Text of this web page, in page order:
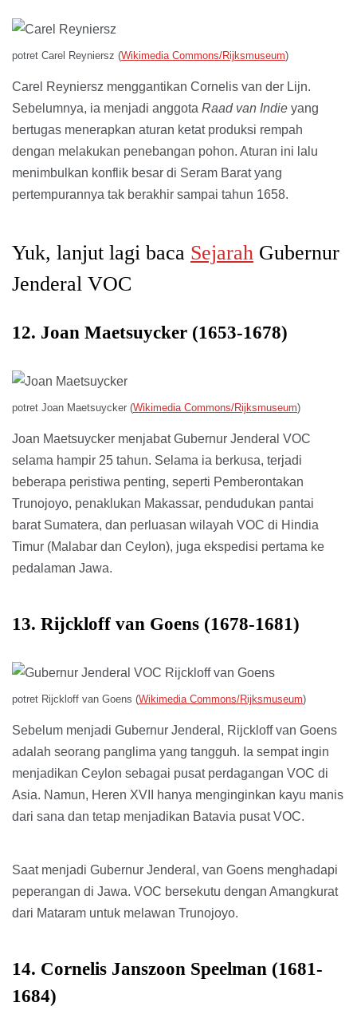
potret Carel Reyniersz (Wikimedia Commons/Rijksmuseum)
Carel Reyniersz menggantikan Cornelis van der Lijn.
Sebelumnya, ia menjadi anggota Raad van Indie yang
bertugas menerapkan aturan ketat produksi rempah
dengan melakukan penebangan pohon. Aturan ini lalu
menimbulkan konflik besar di Seram Barat yang
pertempurannya tak berakhir sampai tahun 1658.
Yuk, lanjut lagi baca Sejarah Gubernur
Jenderal VOC
12. Joan Maetsuycker (1653-1678)
potret Joan Maetsuycker (Wikimedia Commons/Rijksmuseum)
Joan Maetsuycker menjabat Gubernur Jenderal VOC
selama hampir 25 tahun. Selama ia berkusa, terjadi
beberapa peristiwa penting, seperti Pemberontakan
Trunojoyo, penaklukan Makassar, pendudukan pantai
barat Sumatera, dan perluasan wilayah VOC di Hindia
Timur (Malabar dan Ceylon), juga ekspedisi pertama ke
pedalaman Jawa.
13. Rijckloff van Goens (1678-1681)
potret Rijckloff van Goens (Wikimedia Commons/Rijksmuseum)
Sebelum menjadi Gubernur Jenderal, Rijckloff van Goens
adalah seorang panglima yang tangguh. Ia sempat ingin
menjadikan Ceylon sebagai pusat perdagangan VOC di
Asia. Namun, Heren XVII hanya menginginkan kayu manis
dari sana dan tetap menjadikan Batavia pusat VOC.
Saat menjadi Gubernur Jenderal, van Goens menghadapi
peperangan di Jawa. VOC bersekutu dengan Amangkurat
dari Mataram untuk melawan Trunojoyo.
14. Cornelis Janszoon Speelman (1681-
1684)